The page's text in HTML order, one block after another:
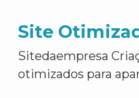
Site
Sitedaempresa
otimizados para